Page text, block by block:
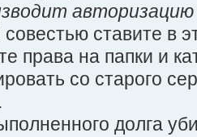
ставите в
права на папки и
со старого
долга